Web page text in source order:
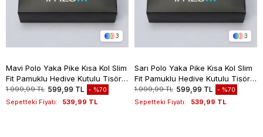
3
Mavi Polo Yaka Pike Kısa Kol Slim
Fit Pamuklu Hediye Kutulu Tişört
1011260169
1.999,99 TL 599,99 TL %70
Sepetteki Fiyatı: 539,99 TL
3
Sarı Polo Yaka Pike Kısa Kol Slim
Fit Pamuklu Hediye Kutulu Tişört
1011260169
1.999,99 TL 599,99 TL %70
Sepetteki Fiyatı: 539,99 TL